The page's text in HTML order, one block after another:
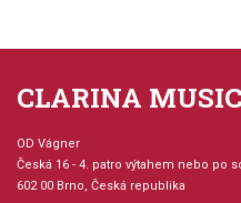
Lift Off!
Happy Go Lucky
Bow Down, O Belinda
CLARINA MUSIC
OD Vágner
Česká 16 - 4. patro výtahem nebo po
602 00 Brno, Česká republika